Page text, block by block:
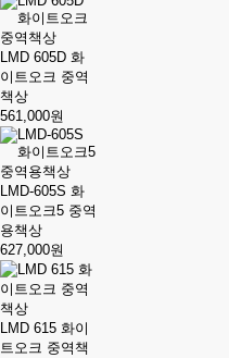
LMD 605D 화
이트오크 중역
책상
561,000원
LMD-605S 화
이트오크5 중역
용책상
627,000원
LMD 615 화이
트오크 중역책